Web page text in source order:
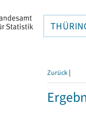
Zurück |